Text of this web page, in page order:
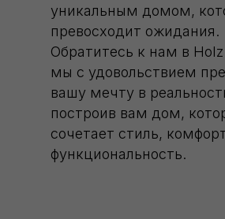
уникальным домом,
превосходит ожидания.
Обратитесь к нам в
мы с удовольствием
вашу мечту в
построив вам дом,
сочетает стиль,
функциональность.